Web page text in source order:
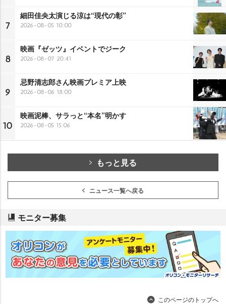
7
細田佳央太演じる涼は“現代の彰”
2026-08-05 10:00
8
映画『ゼッツ』イベントでジーク
2026-08-07 20:41
9
忌野清志郎さん映画プレミア上映
2026-08-06 18:00
10
映画泥棒、サラっと“本名”明かす
2026-08-05 15:06
もっと見る
ニュース一覧へ戻る
モニター募集
このページのトップへ